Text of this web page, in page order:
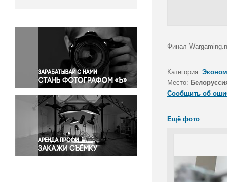
Окружающая среда
Политика
Правосудие
Происшествия и конфликты
Религия
Светская жизнь
Спорт
Экология
Экономика и бизнес
Финал
Категория:
Место:
Сообщить об
Ещё фото